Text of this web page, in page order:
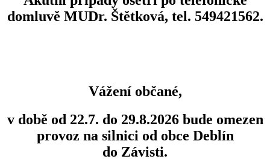
domluvě MUDr. Štětková, tel. 549421562.
Vážení občané,
v době od 22.7. do 29.8.2026 bude omezen
provoz na silnici od obce Deblín
do Závisti.